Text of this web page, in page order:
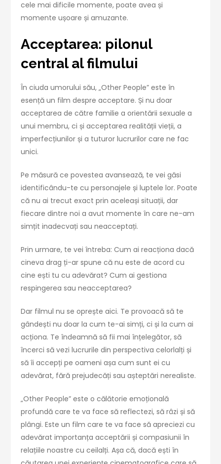
cele mai dificile momente, poate avea și
momente ușoare și amuzante.
Acceptarea: pilonul
central al filmului
În ciuda umorului său, „Other People” este în
esență un film despre acceptare. Și nu doar
acceptarea de către familie a orientării sexuale a
unui membru, ci și acceptarea realității vieții, a
imperfecțiunilor și a tuturor lucrurilor care ne fac
unici.
Pe măsură ce povestea avansează, te vei găsi
identificându-te cu personajele și luptele lor. Poate
că nu ai trecut exact prin aceleași situații, dar
fiecare dintre noi a avut momente în care ne-am
simțit inadecvați sau neacceptați.
Prin urmare, te vei întreba: Cum ai reacționa dacă
cineva drag ți-ar spune că nu este de acord cu
cine ești tu cu adevărat? Cum ai gestiona
respingerea sau neacceptarea?
Dar filmul nu se oprește aici. Te provoacă să te
gândești nu doar la cum te-ai simți, ci și la cum ai
acționa. Te îndeamnă să fii mai înțelegător, să
încerci să vezi lucrurile din perspectiva celorlalți și
să îi accepți pe oameni așa cum sunt ei cu
adevărat, fără prejudecăți sau așteptări nerealiste.
„Other People” este o călătorie emoțională
profundă care te va face să reflectezi, să râzi și să
plângi. Este un film care te va face să apreciezi cu
adevărat importanța acceptării și compasiunii în
relațiile noastre cu ceilalți. Așa că, dacă ești în